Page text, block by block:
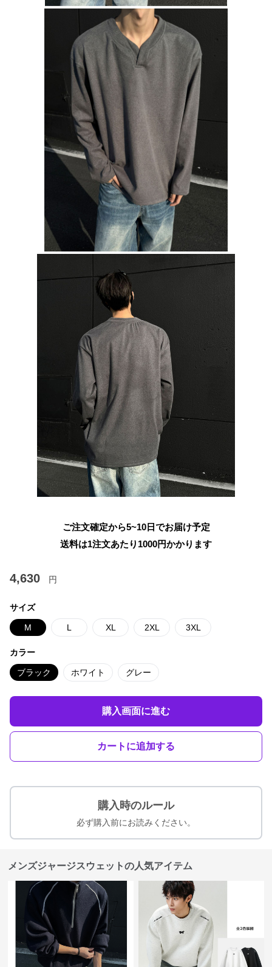
ご注文確定から5~10日でお届け予定
送料は1注文あたり 1000円かかります
4,630 円
サイズ
M L XL 2XL 3XL
カラー
ブラック ホワイト グレー
購入画面に進む
カートに追加する
購入時のルール
必ず購入前にお読みください。
メンズジャージスウェットの人気アイテム